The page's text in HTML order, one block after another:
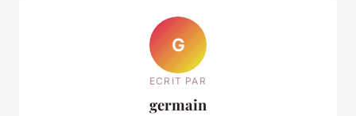
G
ECRIT PAR
germain